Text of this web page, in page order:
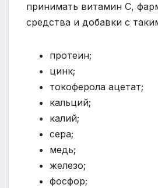
принимать витамин С,
средства и добавки с
протеин;
цинк;
токоферола ацетат;
кальций;
калий;
сера;
медь;
железо;
фосфор;